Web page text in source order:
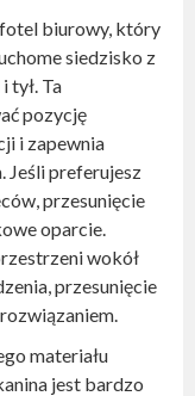
biurowy, który
siedzisko z
tył. Ta
pozycję
i zapewnia
Jeśli preferujesz
przesunięcie
oparcie.
wokół
przesunięcie
materiału
jest bardzo